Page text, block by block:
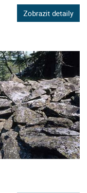
Zobrazit detaily